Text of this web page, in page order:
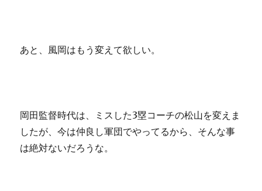
あと、風岡はもう変えて欲しい。
岡田監督時代は、ミスした3塁コーチの松山を変えま
したが、今は仲良し軍団でやってるから、そんな事
は絶対ないだろうな。